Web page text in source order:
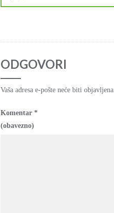
ODGOVORI
Vaša adresa e-pošte neće biti objavljena.
Komentar *
(obavezno)